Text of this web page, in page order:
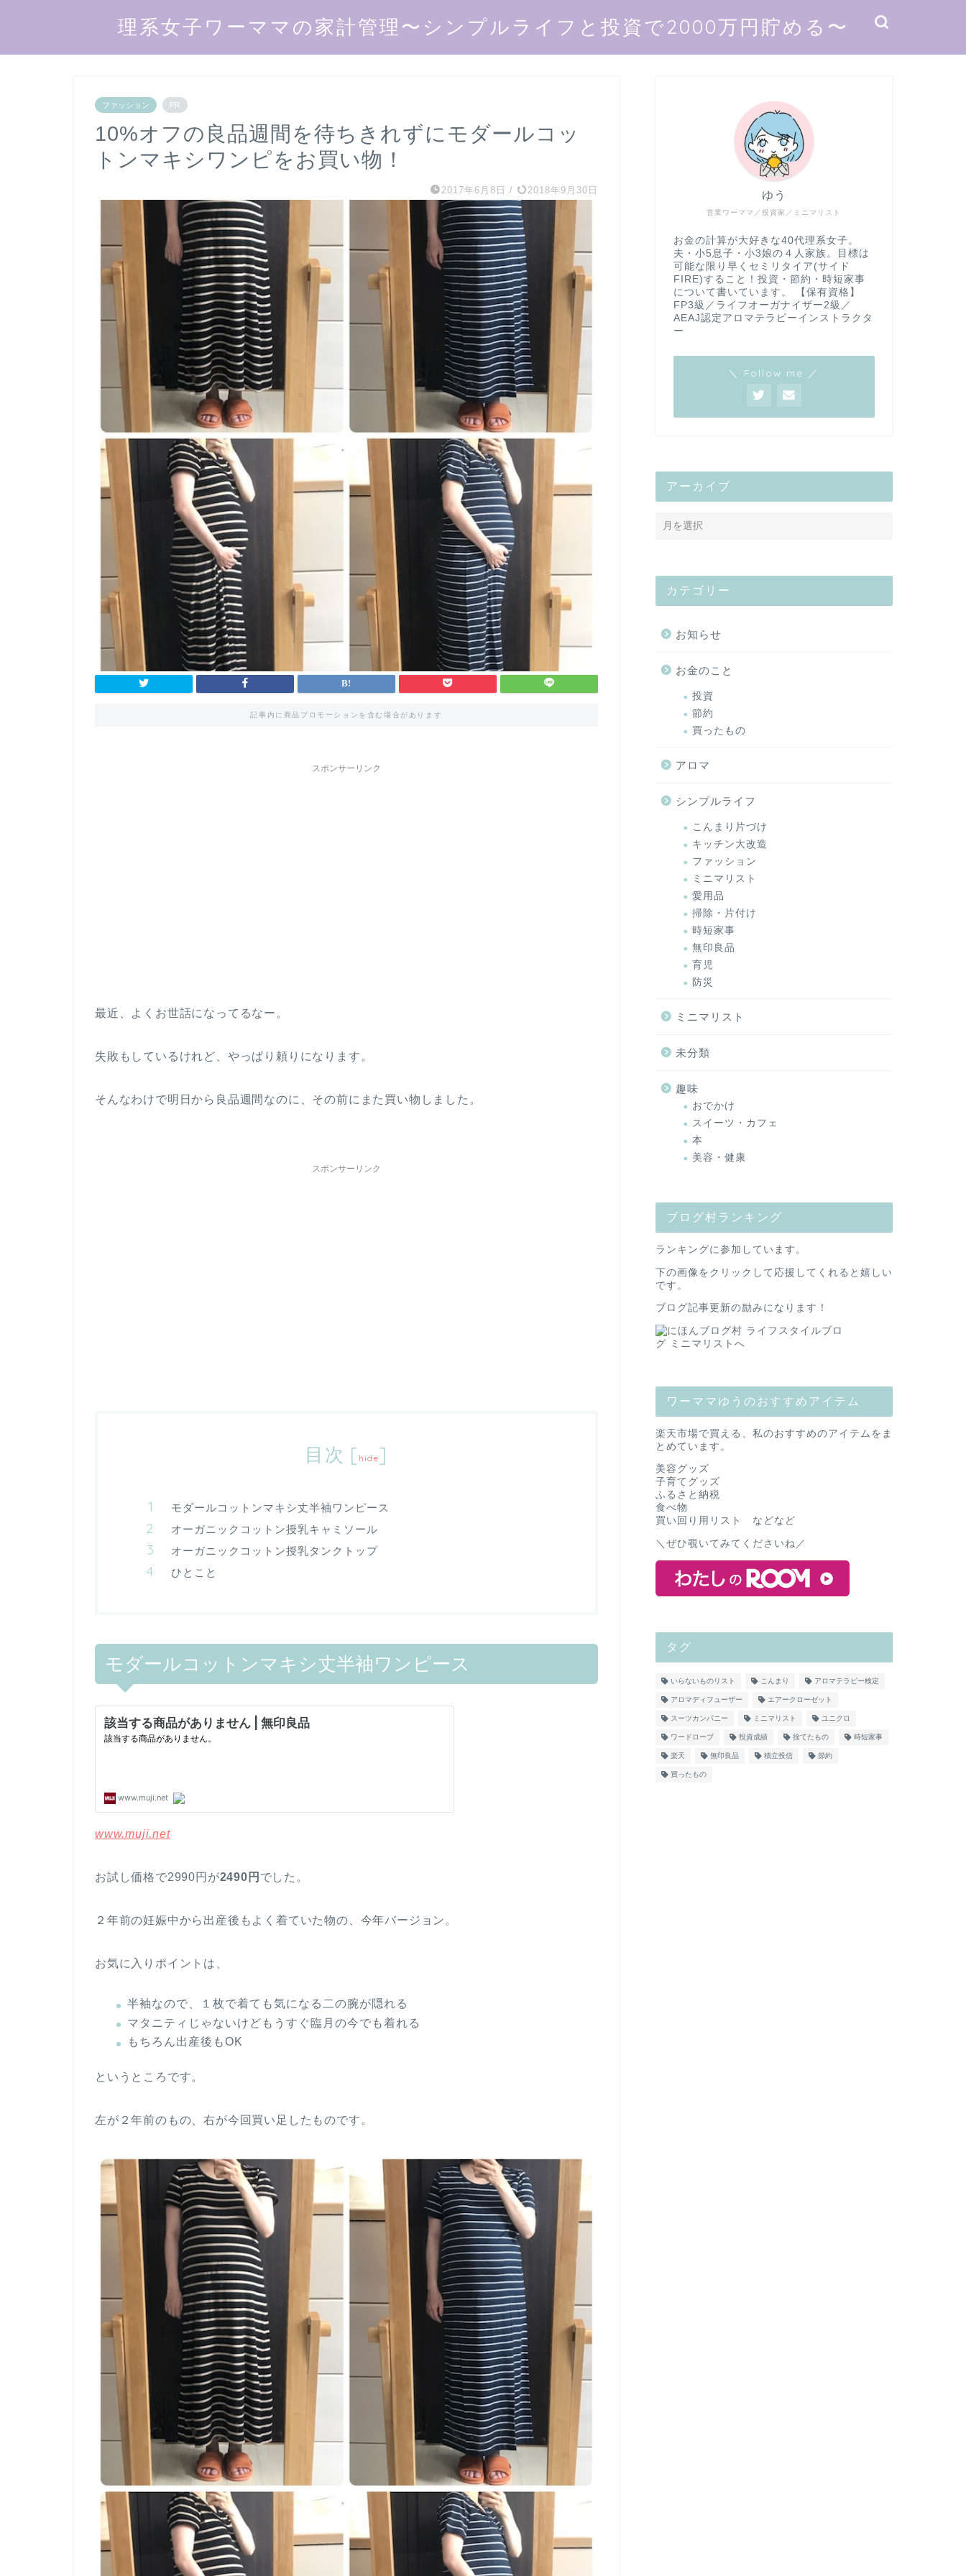
理系女子ワーママの家計管理〜シンプルライフと投資で2000万円貯める〜
ファッション PR
10%オフの良品週間を待ちきれずにモダールコッ
トンマキシワンピをお買い物！
2017年6月8日 / 2018年9月30日
記事内に商品プロモーションを含む場合があります
スポンサーリンク
最近、よくお世話になってるなー。
失敗もしているけれど、やっぱり頼りになります。
そんなわけで明日から良品週間なのに、その前にまた買い物しました。
スポンサーリンク
目次 [ hide]
モダールコットンマキシ丈半袖ワンピース
オーガニックコットン授乳キャミソール
オーガニックコットン授乳タンクトップ
ひとこと
モダールコットンマキシ丈半袖ワンピース
www.muji.net
お試し価格で2990円が2490円 でした。
２年前の妊娠中から出産後もよく着ていた物の、今年バージョン。
お気に入りポイントは、
半袖なので、１枚で着ても気になる二の腕が隠れる
マタニティじゃないけどもうすぐ臨月の今でも着れる
もちろん出産後もOK
というところです。
左が２年前のもの、右が今回買い足したものです。
営業ワーママ／投資家／ミニマリスト
ゆう
お金の計算が大好きな40代理系女子。
夫・小5息子・小3娘の４人家族。目標は
可能な限り早くセミリタイア(サイド
FIRE)すること！投資・節約・時短家事
について書いています。 【保有資格】
FP3級／ライフオーガナイザー2級／
AEAJ認定アロマテラピーインストラクタ
ー
＼ Follow me ／
アーカイブ
カテゴリー
お知らせ
お金のこと
投資
節約
買ったもの
アロマ
シンプルライフ
こんまり片づけ
キッチン大改造
ファッション
ミニマリスト
愛用品
掃除・片付け
時短家事
無印良品
育児
防災
ミニマリスト
未分類
趣味
おでかけ
スイーツ・カフェ
本
美容・健康
ブログ村ランキング
ランキングに参加しています。
下の画像をクリックして応援してくれると嬉しい
です。
ブログ記事更新の励みになります！
ワーママゆうのおすすめアイテム
楽天市場で買える、私のおすすめのアイテムをま
とめています。
美容グッズ
子育てグッズ
ふるさと納税
食べ物
買い回り用リスト などなど
＼ぜひ覗いてみてくださいね／
タグ
いらないものリスト こんまり アロマテラピー検定
アロマディフューザー エアークローゼット
スーツカンパニー ミニマリスト ユニクロ
ワードローブ 投資成績 捨てたもの 時短家事
楽天 無印良品 積立投信 節約
買ったもの